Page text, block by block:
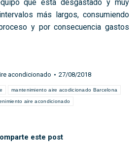
que está desgastado y muy
más largos, consumiendo
y por consecuencia gastos
acondicionado 27/08/2018
mantenimiento aire acodicionado Barcelona
aire acondicionado
este post